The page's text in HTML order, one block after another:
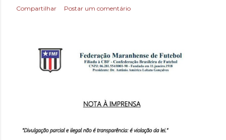
Compartilhar Postar um comentário